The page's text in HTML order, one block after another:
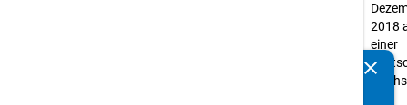
2018
einer
clear